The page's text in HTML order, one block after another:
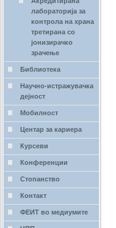
лабораторија за
контрола на храна
третирана со
јонизирачко
зрачење
Библиотека
Научно-истражувачка
дејност
Мобилност
Центар за кариера
Курсеви
Конференции
Стопанство
Контакт
ФЕИТ во медиумите